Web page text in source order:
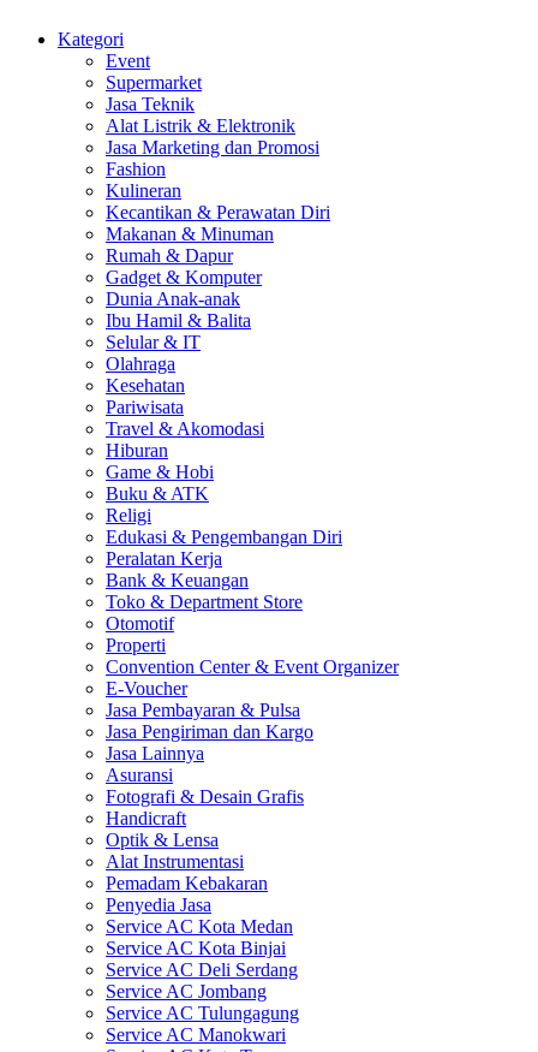
Kategori
Event
Supermarket
Jasa Teknik
Alat Listrik & Elektronik
Jasa Marketing dan Promosi
Fashion
Kulineran
Kecantikan & Perawatan Diri
Makanan & Minuman
Rumah & Dapur
Gadget & Komputer
Dunia Anak-anak
Ibu Hamil & Balita
Selular & IT
Olahraga
Kesehatan
Pariwisata
Travel & Akomodasi
Hiburan
Game & Hobi
Buku & ATK
Religi
Edukasi & Pengembangan Diri
Peralatan Kerja
Bank & Keuangan
Toko & Department Store
Otomotif
Properti
Convention Center & Event Organizer
E-Voucher
Jasa Pembayaran & Pulsa
Jasa Pengiriman dan Kargo
Jasa Lainnya
Asuransi
Fotografi & Desain Grafis
Handicraft
Optik & Lensa
Alat Instrumentasi
Pemadam Kebakaran
Penyedia Jasa
Service AC Kota Medan
Service AC Kota Binjai
Service AC Deli Serdang
Service AC Jombang
Service AC Tulungagung
Service AC Manokwari